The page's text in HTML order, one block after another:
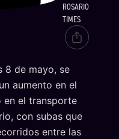
ROSARIO
TIMES
8 de mayo, se
aumento en el
en el transporte
con subas que
entre las